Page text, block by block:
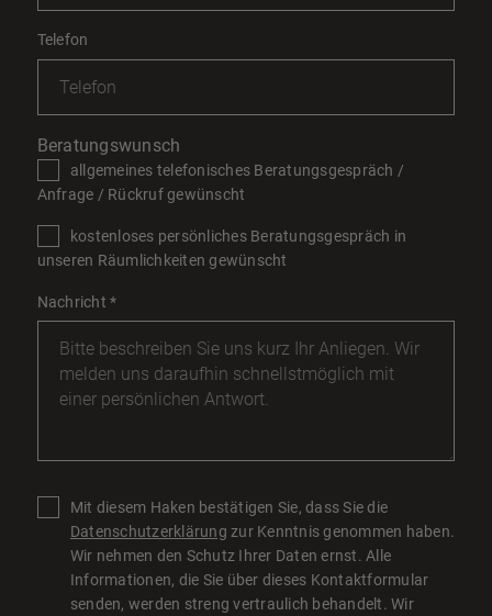
Telefon
Beratungswunsch
allgemeines telefonisches Beratungsgespräch /
Anfrage / Rückruf gewünscht
kostenloses persönliches Beratungsgespräch in
unseren Räumlichkeiten gewünscht
Nachricht*
Mit diesem Haken bestätigen Sie, dass Sie die
Datenschutzerklärung zur Kenntnis genommen haben.
Wir nehmen den Schutz Ihrer Daten ernst. Alle
Informationen, die Sie über dieses Kontaktformular
senden, werden streng vertraulich behandelt. Wir